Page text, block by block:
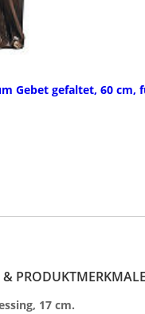
Gebet gefaltet, 60 cm,
17 cm.